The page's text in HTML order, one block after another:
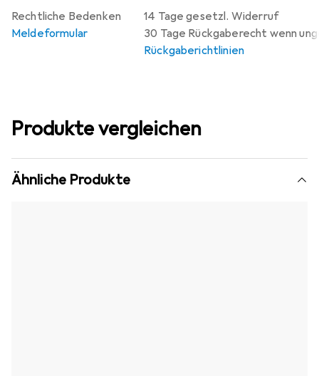
14 Tage gesetzl. Widerruf
30 Tage Rückgaberecht wenn
Rückgaberichtlinien
Rechtliche Bedenken
Meldeformular
Produkte vergleichen
Ähnliche Produkte